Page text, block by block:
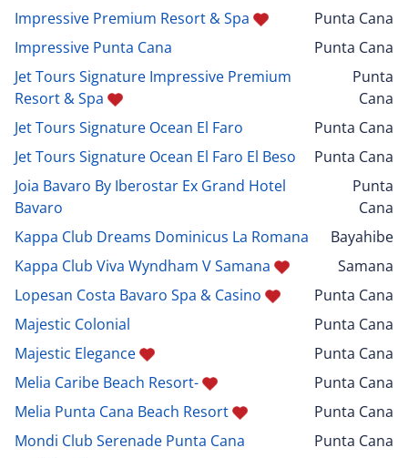
Impressive Premium Resort & Spa
Punta Cana
Impressive Punta Cana
Punta Cana
Jet Tours Signature Impressive Premium
Resort & Spa
Punta
Cana
Jet Tours Signature Ocean El Faro
Punta Cana
Jet Tours Signature Ocean El Faro El Beso
Punta Cana
Joia Bavaro By Iberostar Ex Grand Hotel
Bavaro
Punta
Cana
Kappa Club Dreams Dominicus La Romana
Bayahibe
Kappa Club Viva Wyndham V Samana
Samana
Lopesan Costa Bavaro Spa & Casino
Punta Cana
Majestic Colonial
Punta Cana
Majestic Elegance
Punta Cana
Melia Caribe Beach Resort-
Punta Cana
Melia Punta Cana Beach Resort
Punta Cana
Mondi Club Serenade Punta Cana
Punta Cana